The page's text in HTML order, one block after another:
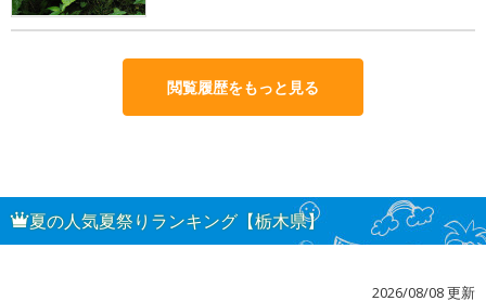
閲覧履歴をもっと見る
夏の人気夏祭りランキング【栃木県】
2026/08/08 更新